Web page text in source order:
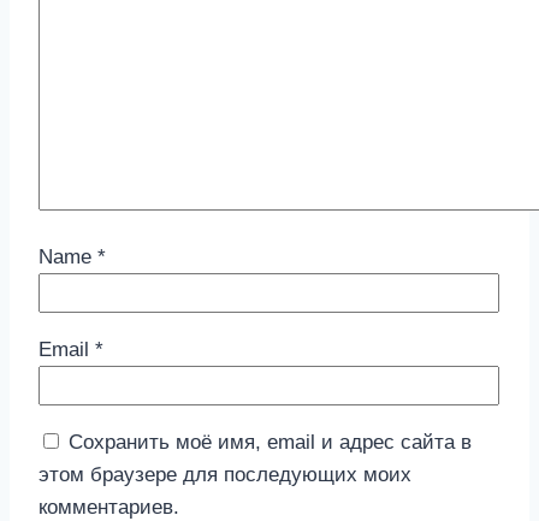
Name *
Email *
Сохранить моё имя, email и адрес сайта в
этом браузере для последующих моих
комментариев.